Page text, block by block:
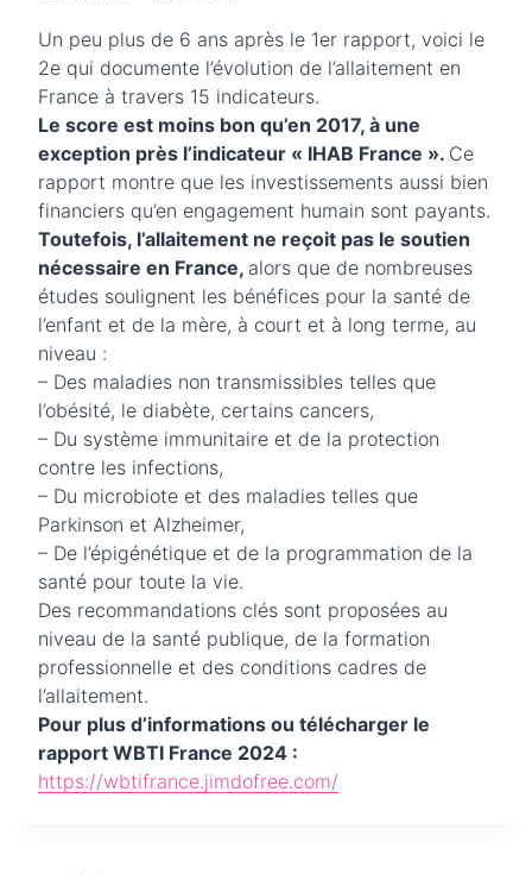
Un peu plus de 6 ans après le 1er rapport, voici le
2e qui documente l’évolution de l’allaitement en
France à travers 15 indicateurs.
Le score est moins bon qu’en 2017, à une
exception près l’indicateur « IHAB France ». Ce
rapport montre que les investissements aussi bien
financiers qu’en engagement humain sont payants.
Toutefois, l’allaitement ne reçoit pas le soutien
nécessaire en France, alors que de nombreuses
études soulignent les bénéfices pour la santé de
l’enfant et de la mère, à court et à long terme, au
niveau :
– Des maladies non transmissibles telles que
l’obésité, le diabète, certains cancers,
– Du système immunitaire et de la protection
contre les infections,
– Du microbiote et des maladies telles que
Parkinson et Alzheimer,
– De l’épigénétique et de la programmation de la
santé pour toute la vie.
Des recommandations clés sont proposées au
niveau de la santé publique, de la formation
professionnelle et des conditions cadres de
l’allaitement.
Pour plus d’informations ou télécharger le
rapport WBTI France 2024 :
https://wbtifrance.jimdofree.com/